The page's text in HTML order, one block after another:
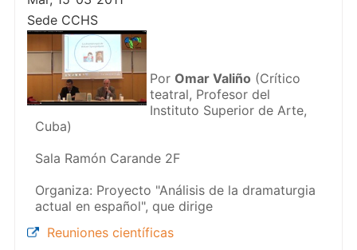
Sede CCHS
Por Omar Valiño (Crítico
teatral, Profesor del
Instituto Superior de Arte,
Cuba)
Sala Ramón Carande 2F
Organiza: Proyecto "Análisis de la dramaturgia
actual en español", que dirige
Reuniones científicas